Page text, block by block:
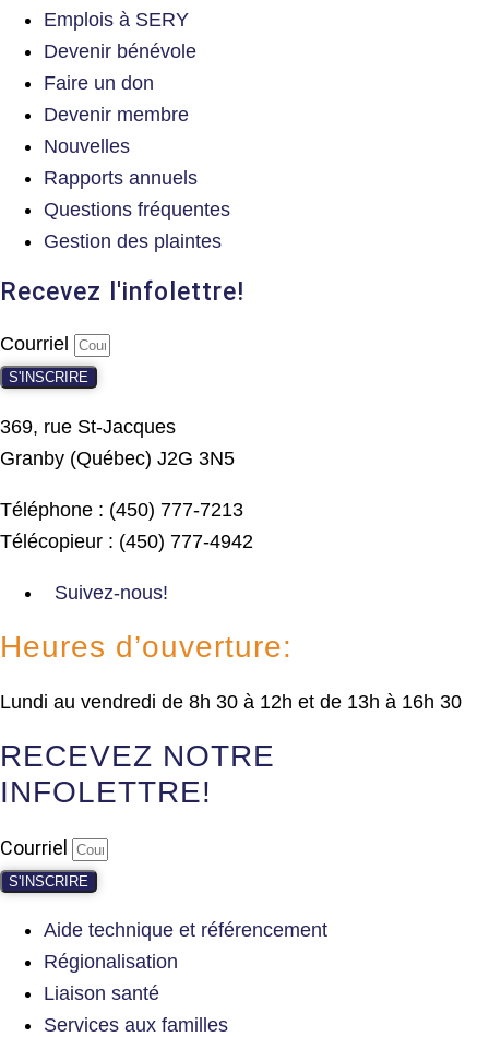
Emplois à SERY
Devenir bénévole
Faire un don
Devenir membre
Nouvelles
Rapports annuels
Questions fréquentes
Gestion des plaintes
Recevez l'infolettre!
Courriel
S'INSCRIRE
369, rue St-Jacques
Granby (Québec) J2G 3N5
Téléphone : (450) 777-7213
Télécopieur : (450) 777-4942
Suivez-nous!
Heures d’ouverture:
Lundi au vendredi de 8h 30 à 12h et de 13h à 16h 30
RECEVEZ NOTRE
INFOLETTRE!
Courriel
S'INSCRIRE
Aide technique et référencement
Régionalisation
Liaison santé
Services aux familles